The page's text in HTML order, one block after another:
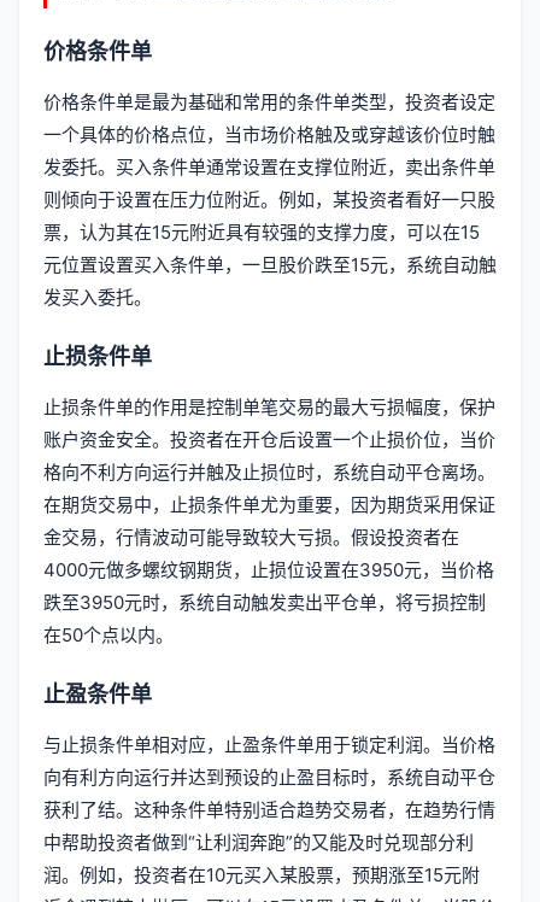
价格条件单
价格条件单是最为基础和常用的条件单类型，投资者设定
一个具体的价格点位，当市场价格触及或穿越该价位时触
发委托。买入条件单通常设置在支撑位附近，卖出条件单
则倾向于设置在压力位附近。例如，某投资者看好一只股
票，认为其在15元附近具有较强的支撑力度，可以在15
元位置设置买入条件单，一旦股价跌至15元，系统自动触
发买入委托。
止损条件单
止损条件单的作用是控制单笔交易的最大亏损幅度，保护
账户资金安全。投资者在开仓后设置一个止损价位，当价
格向不利方向运行并触及止损位时，系统自动平仓离场。
在期货交易中，止损条件单尤为重要，因为期货采用保证
金交易，行情波动可能导致较大亏损。假设投资者在
4000元做多螺纹钢期货，止损位设置在3950元，当价格
跌至3950元时，系统自动触发卖出平仓单，将亏损控制
在50个点以内。
止盈条件单
与止损条件单相对应，止盈条件单用于锁定利润。当价格
向有利方向运行并达到预设的止盈目标时，系统自动平仓
获利了结。这种条件单特别适合趋势交易者，在趋势行情
中帮助投资者做到“让利润奔跑”的又能及时兑现部分利
润。例如，投资者在10元买入某股票，预期涨至15元附